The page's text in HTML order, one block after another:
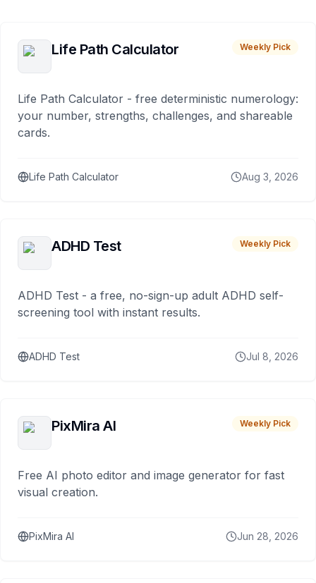
Life Path Calculator Weekly Pick
Life Path Calculator - free deterministic numerology:
your number, strengths, challenges, and shareable
cards.
Life Path Calculator Aug 3, 2026
ADHD Test Weekly Pick
ADHD Test - a free, no-sign-up adult ADHD self-
screening tool with instant results.
ADHD Test Jul 8, 2026
PixMira AI Weekly Pick
Free AI photo editor and image generator for fast
visual creation.
PixMira AI Jun 28, 2026